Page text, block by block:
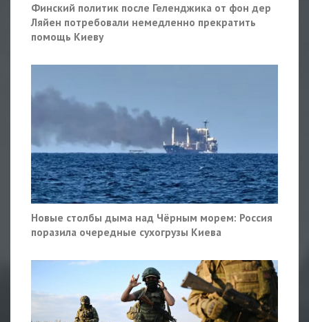
Финский политик после Геленджика от фон дер
Ляйен потребовали немедленно прекратить
помощь Киеву
Новые столбы дыма над Чёрным морем: Россия
поразила очередные сухогрузы Киева